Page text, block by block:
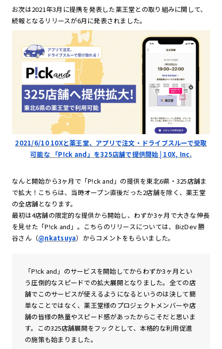
お次は2021年3月に提携を発表した薬王堂との取り組みに関して、
続報となるリリースが6月に発表されました。
2021/6/10 10Xと薬王堂、アプリで注文・ドライブスルーで受取
可能な 「P!ck and」を325店舗で提供開始 | 10X, Inc.
なんと開始から3ヶ月で「P!ck and」の提供を東北6県・325店舗ま
で拡大！こちらは、当時オープン直後だった2店舗を除く、薬王堂
の全店舗となります。
最初は4店舗の限定的な提供から開始し、わずか3ヶ月で大きな伸長
を見せた「P!ck and」。こちらのリリースについては、BizDev 勝
谷さん（@nkatsuya）からコメントをもらいました。
「P!ck and」のサービスを開始してからわずか3ヶ月とい
う圧倒的なスピードでの拡大展開となりました。全ての店
舗でこのサービスが使えるようになるというのは決して簡
単なことではなく、薬王堂様のプロジェクトメンバーや店
舗の皆様の熱量やスピード感があったからこそだと思いま
す。この325店舗展開をフックとして、本格的な利用促進
の施策も始まりました。